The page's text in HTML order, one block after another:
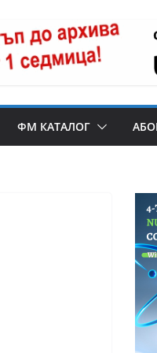
ФМ КАТАЛОГ